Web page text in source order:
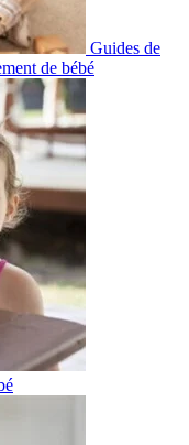
Guides de
de bébé